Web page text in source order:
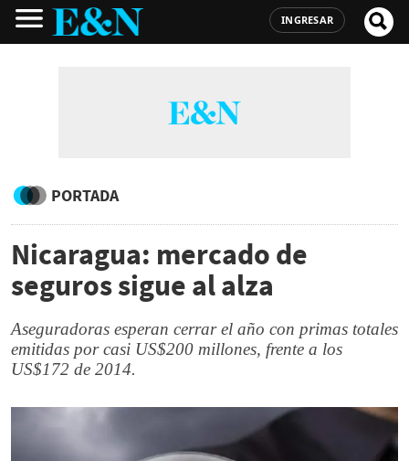
INGRESAR
PORTADA
Nicaragua: mercado de
seguros sigue al alza
Aseguradoras esperan cerrar el año con primas totales
emitidas por casi US$200 millones, frente a los
US$172 de 2014.